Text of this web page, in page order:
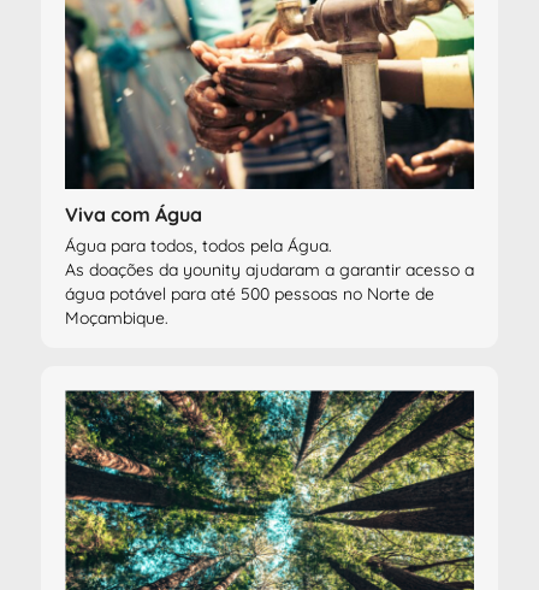
Viva com Água
Água para todos, todos pela Água.
As doações da younity ajudaram a garantir acesso a
água potável para até 500 pessoas no Norte de
Moçambique.